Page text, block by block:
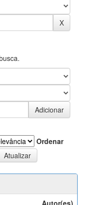
Ordenar
Autor(es)